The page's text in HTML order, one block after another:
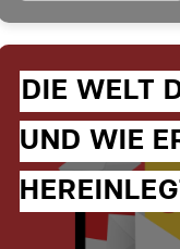
DIE WELT
UND WIE